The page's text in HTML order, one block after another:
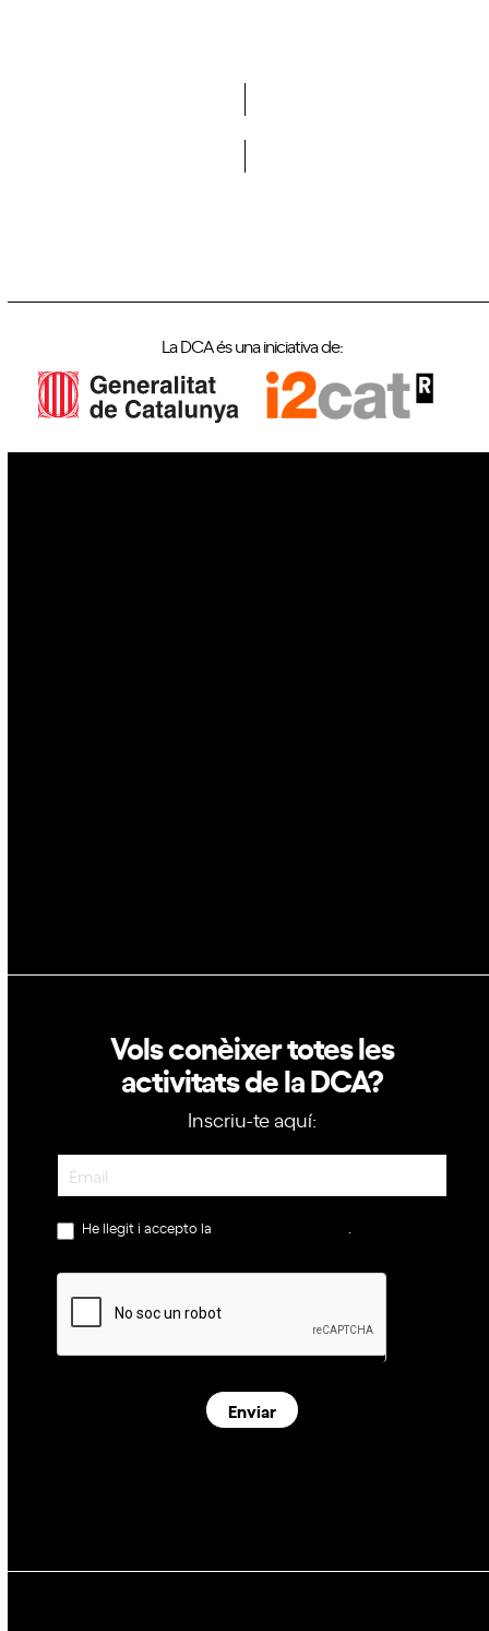
La DCA és una iniciativa de:
Vols conèixer totes les
activitats de la DCA?
Inscriu-te aquí:
Newsletter
He llegit i accepto la
Enviar